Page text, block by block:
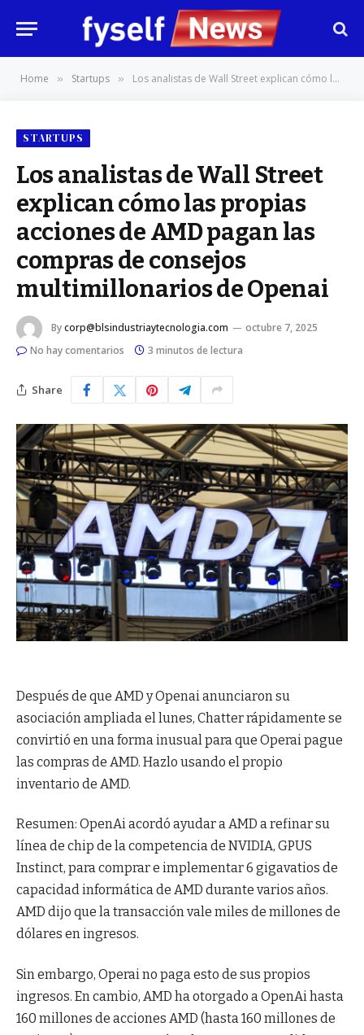
Home » Startups » Los analistas de Wall Street explican cómo las propias acciones de AMD pagan las compras de consejos multimillonarios de Openai
STARTUPS
Los analistas de Wall Street
explican cómo las propias
acciones de AMD pagan las
compras de consejos
multimillonarios de Openai
Bycorp@blsindustriaytecnologia.com
octubre 7, 2025
No hay comentarios
3 minutos de lectura
Share
Después de que AMD y Openai anunciaron su
asociación ampliada el lunes, Chatter rápidamente se
convirtió en una forma inusual para que Operai pague
las compras de AMD. Hazlo usando el propio
inventario de AMD.
Resumen: OpenAi acordó ayudar a AMD a refinar su
línea de chip de la competencia de NVIDIA, GPUS
Instinct, para comprar e implementar 6 gigavatios de
capacidad informática de AMD durante varios años.
AMD dijo que la transacción vale miles de millones de
dólares en ingresos.
Sin embargo, Operai no paga esto de sus propios
ingresos. En cambio, AMD ha otorgado a OpenAi hasta
160 millones de acciones AMD (hasta 160 millones de